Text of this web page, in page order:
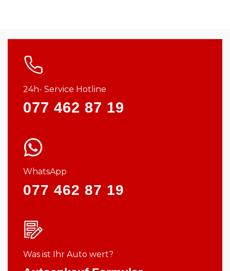
24h- Service Hotline
077 462 87 19
WhatsApp
077 462 87 19
Was ist Ihr Auto wert?